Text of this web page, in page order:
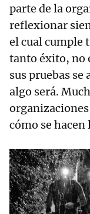
parte de la
reflexionar
el cual cumple
tanto éxito, no
sus pruebas
algo será.
cómo se hacen